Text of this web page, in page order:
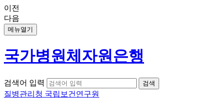
이전
다음
메뉴열기
국가병원체자원은행
검색어 입력
질병관리청 국립보건연구원